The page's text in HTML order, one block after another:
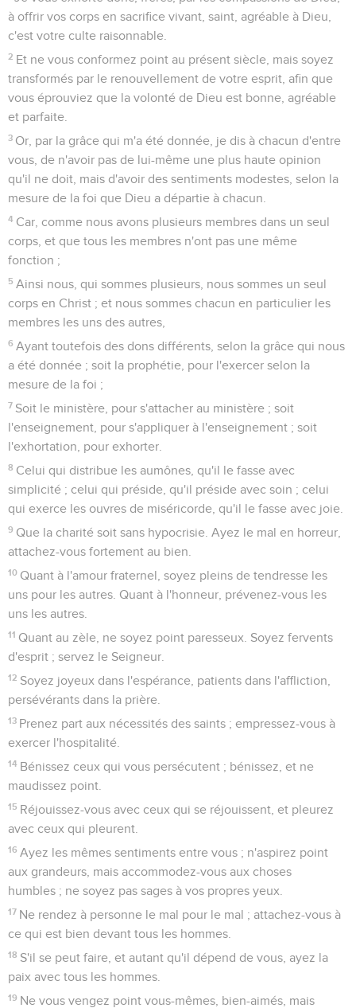
à offrir vos corps en sacrifice vivant, saint, agréable à Dieu,
c'est votre culte raisonnable.
2 Et ne vous conformez point au présent siècle, mais soyez
transformés par le renouvellement de votre esprit, afin que
vous éprouviez que la volonté de Dieu est bonne, agréable
et parfaite.
3 Or, par la grâce qui m'a été donnée, je dis à chacun d'entre
vous, de n'avoir pas de lui-même une plus haute opinion
qu'il ne doit, mais d'avoir des sentiments modestes, selon la
mesure de la foi que Dieu a départie à chacun.
4 Car, comme nous avons plusieurs membres dans un seul
corps, et que tous les membres n'ont pas une même
fonction ;
5 Ainsi nous, qui sommes plusieurs, nous sommes un seul
corps en Christ ; et nous sommes chacun en particulier les
membres les uns des autres,
6 Ayant toutefois des dons différents, selon la grâce qui nous
a été donnée ; soit la prophétie, pour l'exercer selon la
mesure de la foi ;
7 Soit le ministère, pour s'attacher au ministère ; soit
l'enseignement, pour s'appliquer à l'enseignement ; soit
l'exhortation, pour exhorter.
8 Celui qui distribue les aumônes, qu'il le fasse avec
simplicité ; celui qui préside, qu'il préside avec soin ; celui
qui exerce les ouvres de miséricorde, qu'il le fasse avec joie.
9 Que la charité soit sans hypocrisie. Ayez le mal en horreur,
attachez-vous fortement au bien.
10 Quant à l'amour fraternel, soyez pleins de tendresse les
uns pour les autres. Quant à l'honneur, prévenez-vous les
uns les autres.
11 Quant au zèle, ne soyez point paresseux. Soyez fervents
d'esprit ; servez le Seigneur.
12 Soyez joyeux dans l'espérance, patients dans l'affliction,
persévérants dans la prière.
13 Prenez part aux nécessités des saints ; empressez-vous à
exercer l'hospitalité.
14 Bénissez ceux qui vous persécutent ; bénissez, et ne
maudissez point.
15 Réjouissez-vous avec ceux qui se réjouissent, et pleurez
avec ceux qui pleurent.
16 Ayez les mêmes sentiments entre vous ; n'aspirez point
aux grandeurs, mais accommodez-vous aux choses
humbles ; ne soyez pas sages à vos propres yeux.
17 Ne rendez à personne le mal pour le mal ; attachez-vous à
ce qui est bien devant tous les hommes.
18 S'il se peut faire, et autant qu'il dépend de vous, ayez la
paix avec tous les hommes.
19 Ne vous vengez point vous-mêmes, bien-aimés, mais